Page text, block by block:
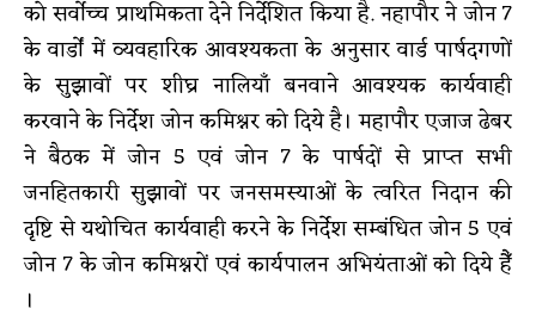
को सर्वोच्च प्राथमिकता देने निर्देशित किया है. नहापौर ने जोन 7
के वार्डों में व्यवहारिक आवश्यकता के अनुसार वार्ड पार्षदगणों
के सुझावों पर शीघ्र नालियाँ बनवाने आवश्यक कार्यवाही
करवाने के निर्देश जोन कमिश्नर को दिये है। महापौर एजाज ढेबर
ने बैठक में जोन 5 एवं जोन 7 के पार्षदों से प्राप्त सभी
जनहितकारी सुझावों पर जनसमस्याओं के त्वरित निदान की
दृष्टि से यथोचित कार्यवाही करने के निर्देश सम्बंधित जोन 5 एवं
जोन 7 के जोन कमिश्नरों एवं कार्यपालन अभियंताओं को दिये हैँ
।